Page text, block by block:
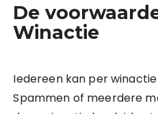
De
Winactie
Iedereen kan per
Spammen of meerdere